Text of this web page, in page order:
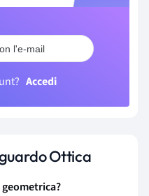
l'e-mail
Accedi
Ottica